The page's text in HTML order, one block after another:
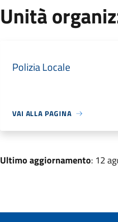
Unità
Polizia Locale
VAI ALLA PAGINA
Ultimo aggiornamento: 12